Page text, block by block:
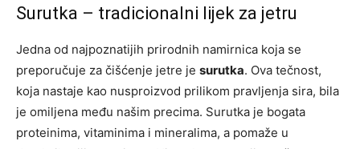
Surutka – tradicionalni lijek za jetru
Jedna od najpoznatijih prirodnih namirnica koja se
preporučuje za čišćenje jetre je surutka. Ova tečnost,
koja nastaje kao nusproizvod prilikom pravljenja sira, bila
je omiljena među našim precima. Surutka je bogata
proteinima, vitaminima i mineralima, a pomaže u